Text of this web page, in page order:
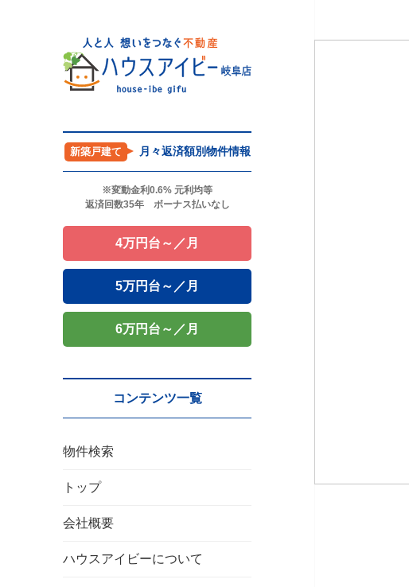
新築戸建て 月々返済額別物件情報
※変動金利0.6% 元利均等
返済回数35年 ボーナス払いなし
4万円台～／月
5万円台～／月
6万円台～／月
コンテンツ一覧
物件検索
トップ
会社概要
ハウスアイビーについて